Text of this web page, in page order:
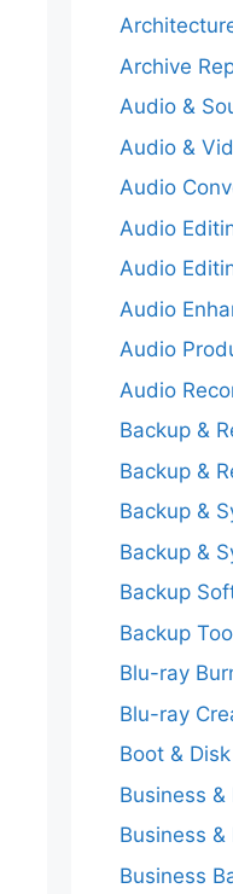
Archive
Audio &
Audio &
Audio
Audio
Audio
Audio
Audio
Audio
Backup &
Backup &
Backup &
Backup &
Backup
Backup
Blu-ray
Blu-ray
Boot &
Business
Business
Business